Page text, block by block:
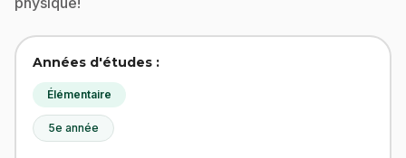
Années d'études :
Élémentaire
5e année